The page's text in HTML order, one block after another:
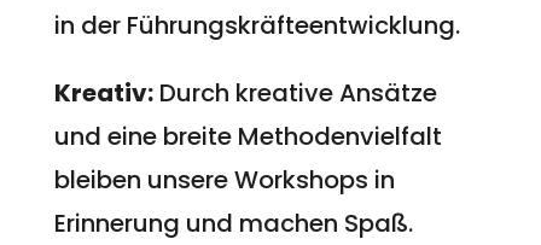
in der Führungskräfteentwicklung.
Kreativ:Durch kreative Ansätze
und eine breite Methodenvielfalt
bleiben unsere Workshops in
Erinnerung und machen Spaß.